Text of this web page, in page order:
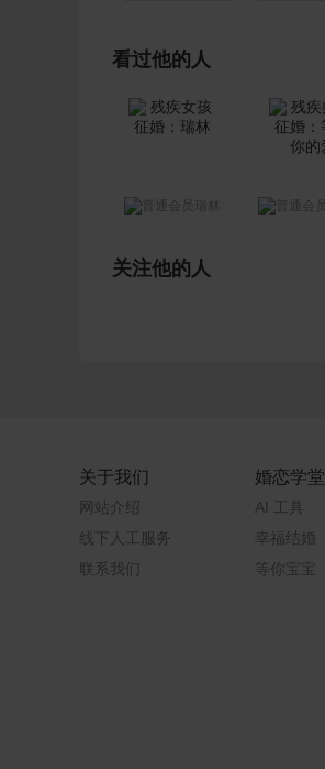
看过他的人
关注他的人
关于我们
网站介绍
线下人工服务
联系我们
婚恋学堂
AI 工具
幸福结婚
等你宝宝